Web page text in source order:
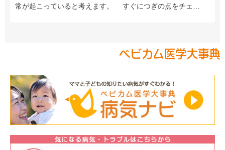
常が起こっていると考えます。 すぐにつぎの点をチェ…